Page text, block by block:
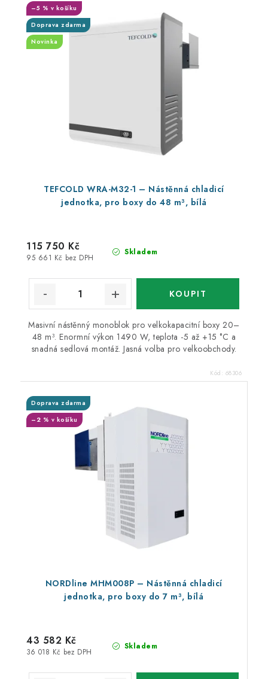
TEFCOLD WRA-M32-1 – Nástěnná chladicí
jednotka, pro boxy do 48 m³, bílá
Doprava zdarma
Novinka
–5 % v košíku
Skladem
95 661 Kč bez DPH
115 750 Kč
Masivní nástěnný monoblok pro velkokapacitní boxy 20–
48 m³. Enormní výkon 1490 W, teplota -5 až +15 °C a
snadná sedlová montáž. Jasná volba pro velkoobchody.
Kód: 68306
NORDline MHM008P – Nástěnná chladicí
jednotka, pro boxy do 7 m³, bílá
Doprava zdarma
–2 % v košíku
Skladem
36 018 Kč bez DPH
43 582 Kč